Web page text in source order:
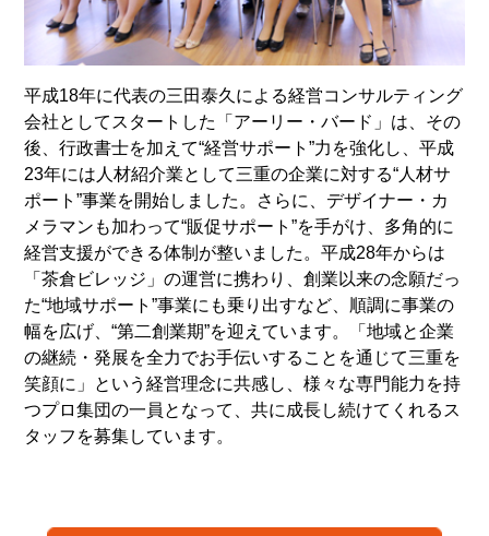
平成18年に代表の三田泰久による経営コンサルティング
会社としてスタートした「アーリー・バード」は、その
後、行政書士を加えて“経営サポート”力を強化し、平成
23年には人材紹介業として三重の企業に対する“人材サ
ポート”事業を開始しました。さらに、デザイナー・カ
メラマンも加わって“販促サポート”を手がけ、多角的に
経営支援ができる体制が整いました。平成28年からは
「茶倉ビレッジ」の運営に携わり、創業以来の念願だっ
た“地域サポート”事業にも乗り出すなど、順調に事業の
幅を広げ、“第二創業期”を迎えています。「地域と企業
の継続・発展を全力でお手伝いすることを通じて三重を
笑顔に」という経営理念に共感し、様々な専門能力を持
つプロ集団の一員となって、共に成長し続けてくれるス
タッフを募集しています。